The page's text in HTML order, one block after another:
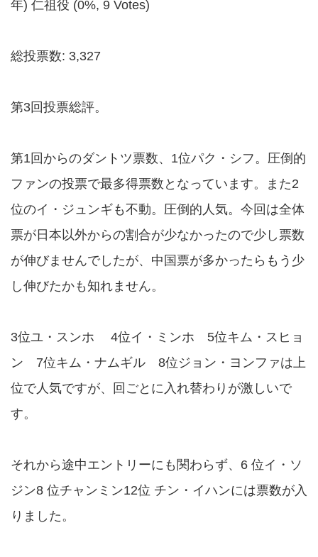
年) 仁祖役 (0%, 9 Votes)
総投票数: 3,327
第3回投票総評。
第1回からのダントツ票数、1位パク・シフ。圧倒的
ファンの投票で最多得票数となっています。また2
位のイ・ジュンギも不動。圧倒的人気。今回は全体
票が日本以外からの割合が少なかったので少し票数
が伸びませんでしたが、中国票が多かったらもう少
し伸びたかも知れません。
3位ユ・スンホ 4位イ・ミンホ 5位キム・スヒョ
ン 7位キム・ナムギル 8位ジョン・ヨンファは上
位で人気ですが、回ごとに入れ替わりが激しいで
す。
それから途中エントリーにも関わらず、6 位イ・ソ
ジン8 位チャンミン12位 チン・イハンには票数が入
りました。